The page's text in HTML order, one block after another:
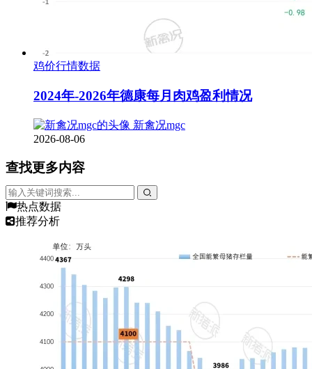
鸡价行情数据
2024年-2026年德康每月肉鸡盈利情况
新禽况mgc
2026-08-06
查找更多内容
热点数据
推荐分析